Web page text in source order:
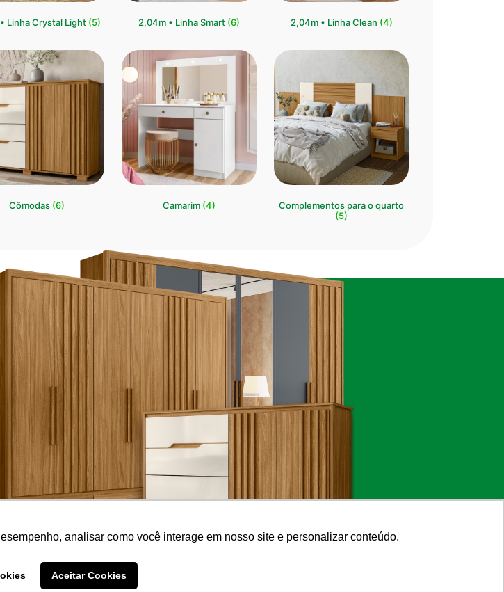
analisar como você interage em nosso site e personalizar conteúdo.
Aceitar Cookies
Linha Crystal Light (5) ⁠2,04m • Linha Smart (6) 2,04m • Linha Clean (4)
Cômodas (6) Camarim (4)
Complementos para o quarto
(5)
Links Úteis